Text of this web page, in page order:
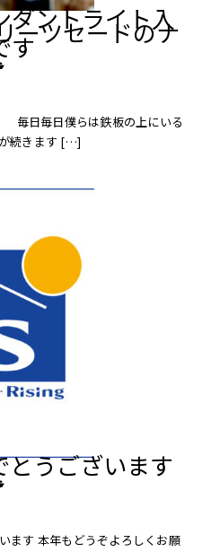
ントライト入
ーツセードのナ
す
毎日毎日僕らは鉄板の上にいる
続きます […]
うございます
ます 本年もどうぞよろしくお願